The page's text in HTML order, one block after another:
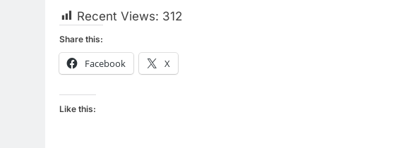
Recent Views: 312
Share this:
Facebook X
Like this: